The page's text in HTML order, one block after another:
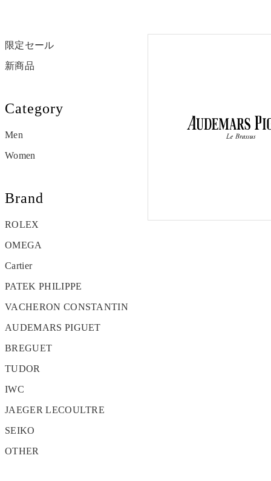
限定セール
新商品
Category
Men
Women
Brand
ROLEX
OMEGA
Cartier
PATEK PHILIPPE
VACHERON CONSTANTIN
AUDEMARS PIGUET
BREGUET
TUDOR
IWC
JAEGER LECOULTRE
SEIKO
OTHER